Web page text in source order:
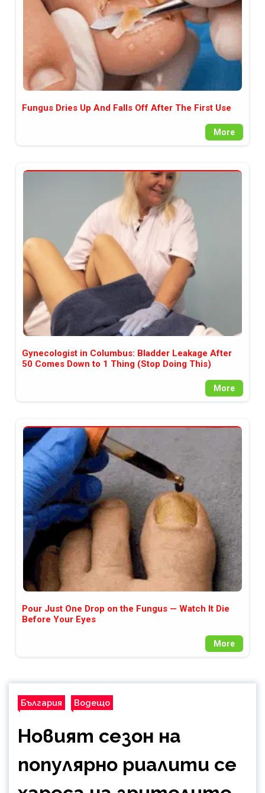
Fungus Dries Up And Falls Off After The First Use
More
Gynecologist in Columbus: Bladder Leakage After
50 Comes Down to 1 Thing (Stop Doing This)
More
Pour Just One Drop on the Fungus — Watch It Die
Before Your Eyes
More
България Водещо
Новият сезон на
популярно риалити се